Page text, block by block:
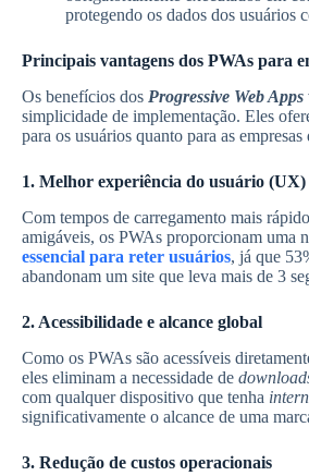
protegendo os dados dos usuários
Principais vantagens dos PWAs para
Os benefícios dos Progressive Web Apps
simplicidade de implementação. Eles
para os usuários quanto para as
1. Melhor experiência do usuário (UX)
Com tempos de carregamento mais
amigáveis, os PWAs proporcionam uma
essencial para reter usuários, já que
abandonam um site que leva mais de 3
2. Acessibilidade e alcance global
Como os PWAs são acessíveis
eles eliminam a necessidade de
com qualquer dispositivo que tenha
significativamente o alcance de uma
3. Redução de custos operacionais